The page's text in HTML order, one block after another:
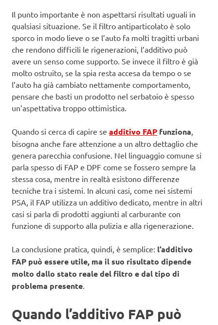
Il punto importante è non aspettarsi risultati uguali in
qualsiasi situazione. Se il filtro antiparticolato è solo
sporco in modo lieve o se l’auto fa molti tragitti urbani
che rendono difficili le rigenerazioni, l’additivo può
avere un senso come supporto. Se invece il filtro è già
molto ostruito, se la spia resta accesa da tempo o se
l’auto ha già cambiato nettamente comportamento,
pensare che basti un prodotto nel serbatoio è spesso
un’aspettativa troppo ottimistica.
Quando si cerca di capire se additivo FAP funziona,
bisogna anche fare attenzione a un altro dettaglio che
genera parecchia confusione. Nel linguaggio comune si
parla spesso di FAP e DPF come se fossero sempre la
stessa cosa, mentre in realtà esistono differenze
tecniche tra i sistemi. In alcuni casi, come nei sistemi
PSA, il FAP utilizza un additivo dedicato, mentre in altri
casi si parla di prodotti aggiunti al carburante con
funzione di supporto alla pulizia e alla rigenerazione.
La conclusione pratica, quindi, è semplice: l’additivo
FAP può essere utile, ma il suo risultato dipende
molto dallo stato reale del filtro e dal tipo di
problema presente.
Quando l’additivo FAP può